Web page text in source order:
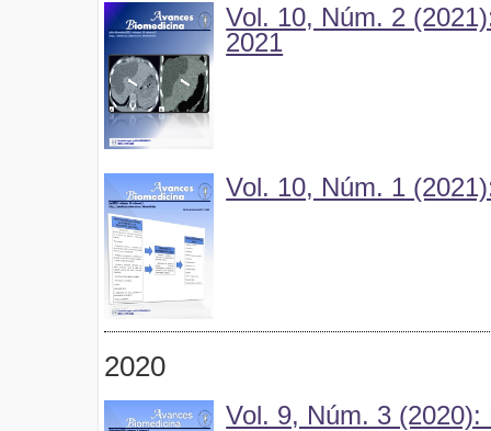
Vol. 10, Núm. 2
2021
Vol. 10, Núm. 1
2020
Vol. 9, Núm. 3 (2020):